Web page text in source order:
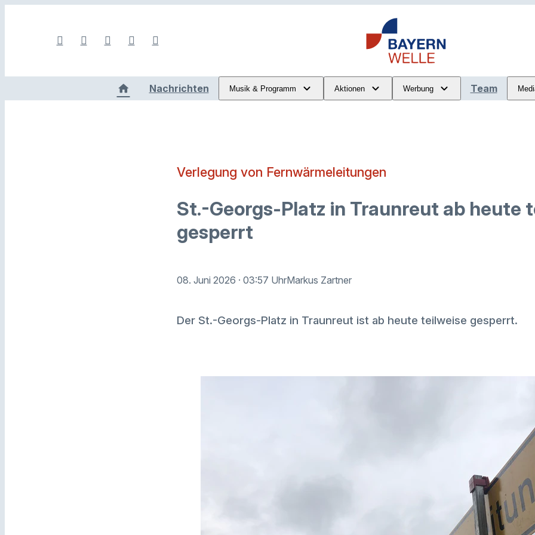
Nachrichten Musik & Programm Aktionen Werbung Team
Verlegung von Fernwärmeleitungen
St.-Georgs-Platz in Traunreut ab heute
gesperrt
08. Juni 2026 · 03:57 UhrMarkus Zartner
Der St.-Georgs-Platz in Traunreut ist ab heute teilweise gesperrt.